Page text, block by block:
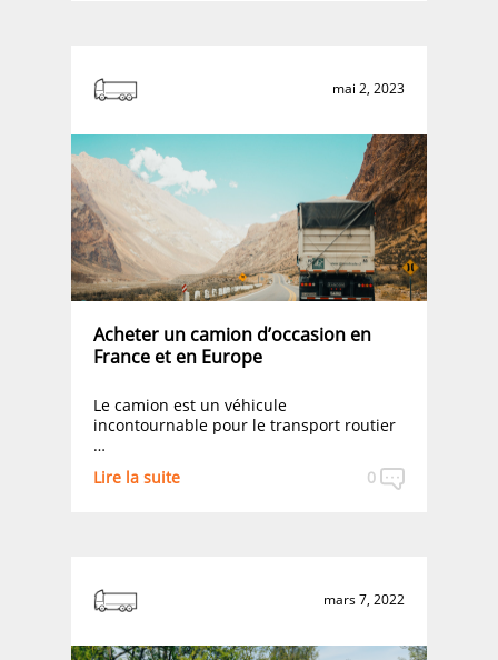
mai 2, 2023
Acheter un camion d’occasion en
France et en Europe
Le camion est un véhicule
incontournable pour le transport routier
…
0
Lire la suite
mars 7, 2022